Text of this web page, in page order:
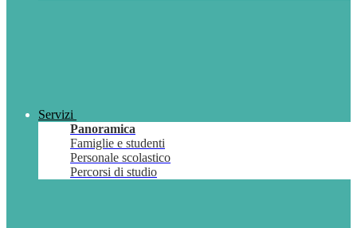
Servizi
Panoramica
Famiglie e studenti
Personale scolastico
Percorsi di studio